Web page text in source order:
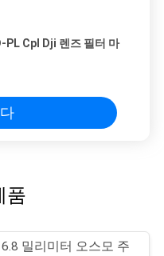
PL Cpl Dji 렌즈 필터 마
품
밀리미터 오스모 주